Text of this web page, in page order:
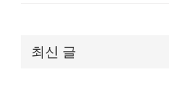
최신 글